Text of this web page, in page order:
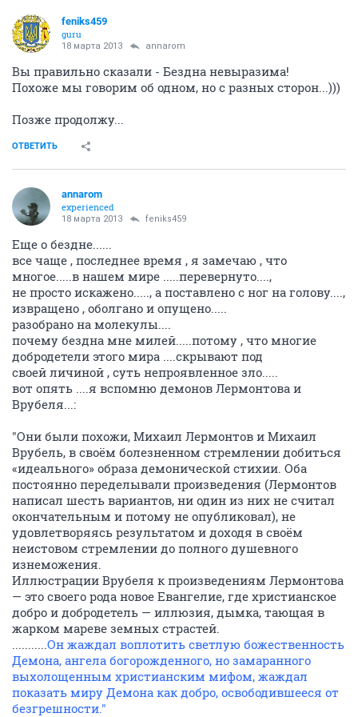
feniks459
guru
18 марта 2013 annarom
Вы правильно сказали - Бездна невыразима!
Похоже мы говорим об одном, но с разных сторон...)))
Позже продолжу...
ОТВЕТИТЬ
annarom
experienced
18 марта 2013 feniks459
Еще о бездне......
все чаще , последнее время , я замечаю , что
многое.....в нашем мире .....перевернуто....,
не просто искажено....., а поставлено с ног на голову....,
извращено , оболгано и опущено.....
разобрано на молекулы....
почему бездна мне милей.....потому , что многие
добродетели этого мира ....скрывают под
своей личиной , суть непроявленное зло.....
вот опять ....я вспомню демонов Лермонтова и
Врубеля...:
"Они были похожи, Михаил Лермонтов и Михаил
Врубель, в своём болезненном стремлении добиться
«идеального» образа демонической стихии. Оба
постоянно переделывали произведения (Лермонтов
написал шесть вариантов, ни один из них не считал
окончательным и потому не опубликовал), не
удовлетворяясь результатом и доходя в своём
неистовом стремлении до полного душевного
изнеможения.
Иллюстрации Врубеля к произведениям Лермонтова
— это своего рода новое Евангелие, где христианское
добро и добродетель — иллюзия, дымка, тающая в
жарком мареве земных страстей.
...........Он жаждал воплотить светлую божественность
Демона, ангела богорожденного, но замаранного
выхолощенным христианским мифом, жаждал
показать миру Демона как добро, освободившееся от
безгрешности."